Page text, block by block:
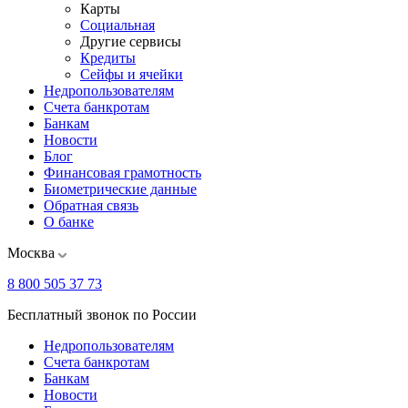
Карты
Социальная
Другие сервисы
Кредиты
Сейфы и ячейки
Недропользователям
Счета банкротам
Банкам
Новости
Блог
Финансовая грамотность
Биометрические данные
Обратная связь
О банке
Москва
8 800 505 37 73
Бесплатный звонок по России
Недропользователям
Счета банкротам
Банкам
Новости